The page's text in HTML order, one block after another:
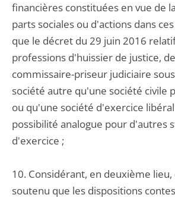
financières constituées en vue de
parts sociales ou d'actions dans
que le décret du 29 juin 2016
professions d'huissier de justice,
commissaire-priseur judiciaire
société autre qu'une société civile
ou qu'une société d'exercice
possibilité analogue pour d'autres
d'exercice ;
10. Considérant, en deuxième
soutenu que les dispositions